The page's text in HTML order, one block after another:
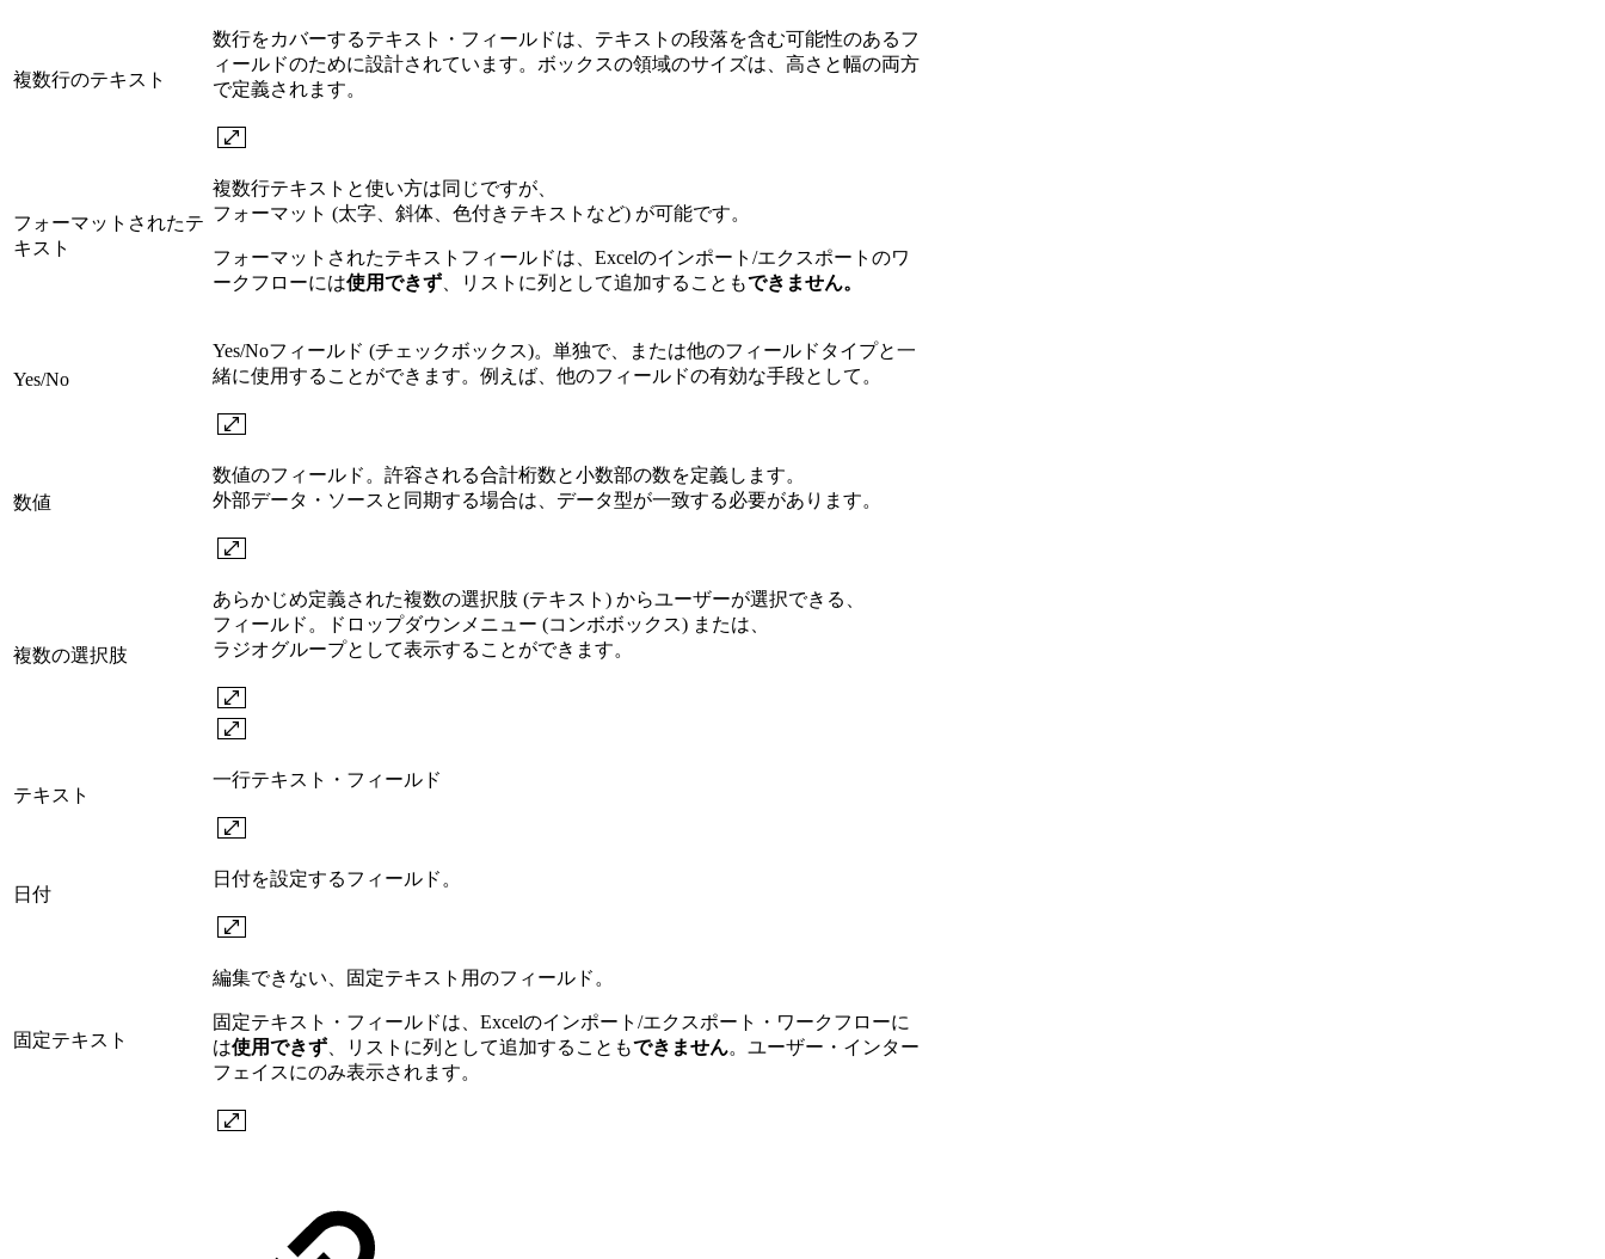
複数行のテキスト
数行をカバーするテキスト・フィールドは、テキストの段落を含む可能性のあるフ
ィールドのために設計されています。ボックスの領域のサイズは、高さと幅の両方
で定義されます。
フォーマットされたテ
キスト
複数行テキストと使い方は同じですが、
フォーマット (太字、斜体、色付きテキストなど) が可能です。
フォーマットされたテキストフィールドは、Excelのインポート/エクスポートのワ
ークフローには使用できず 、リストに列として追加することもできません。
Yes/No
Yes/Noフィールド (チェックボックス)。単独で、または他のフィールドタイプと一
緒に使用することができます。例えば、他のフィールドの有効な手段として。
数値
数値のフィールド。許容される合計桁数と小数部の数を定義します。
外部データ・ソースと同期する場合は、データ型が一致する必要があります。
複数の選択肢
あらかじめ定義された複数の選択肢 (テキスト) からユーザーが選択できる、
フィールド。ドロップダウンメニュー (コンボボックス) または、
ラジオグループとして表示することができます。
テキスト
一行テキスト・フィールド
日付
日付を設定するフィールド。
固定テキスト
編集できない、固定テキスト用のフィールド。
固定テキスト・フィールドは、Excelのインポート/エクスポート・ワークフローに
は使用できず 、リストに列として追加することもできません。ユーザー・インター
フェイスにのみ表示されます。